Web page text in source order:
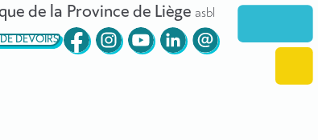
de la Province de Liège asbl
DEVOIRS